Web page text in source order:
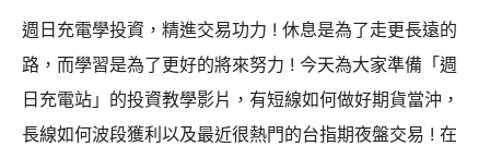
週日充電學投資，精進交易功力 ! 休息是為了走更長遠的
路，而學習是為了更好的將來努力 ! 今天為大家準備「週
日充電站」的投資教學影片，有短線如何做好期貨當沖，
長線如何波段獲利以及最近很熱門的台指期夜盤交易 ! 在